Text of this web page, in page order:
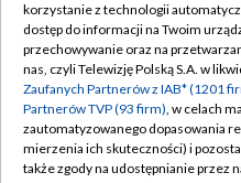
Abonament TVP
Emisja w TVP
Centrum informacji TVP
Naziemna Telewizja
Polityka
korzystanie z technologii
dostęp do informacji na Twoim
przechowywanie oraz na
nas, czyli Telewizję Polską S.A. w
Zaufanych Partnerów z IAB* (1201
Partnerów TVP (93 firm), w celach
zautomatyzowanego dopasowania
mierzenia ich skuteczności) i
także zgody na udostępnianie przez